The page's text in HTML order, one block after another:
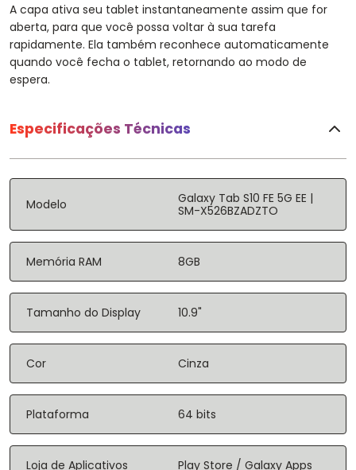
A capa ativa seu tablet instantaneamente assim que for
aberta, para que você possa voltar à sua tarefa
rapidamente. Ela também reconhece automaticamente
quando você fecha o tablet, retornando ao modo de
espera.
Especificações Técnicas
Modelo
Galaxy Tab S10 FE 5G EE |
SM-X526BZADZTO
Memória RAM 8GB
Tamanho do Display 10.9"
Cor Cinza
Plataforma 64 bits
Loja de Aplicativos Play Store / Galaxy Apps